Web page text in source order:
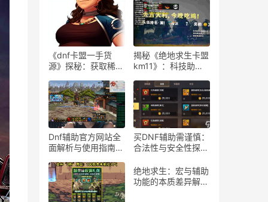
知：选择最佳游戏辅
助软件的指南
《dnf卡盟一手货
源》探秘：获取稀有
卡盟一手货源渠道解
析与购买指南
揭秘《绝地求生卡盟
km11》：科技助力
《绝地求生卡盟
km11》深入解析：
辅助工具对游戏平衡
性的影响
Dnf辅助官方网站全
面解析与使用指南-
站功能与使用技巧
买DNF辅助需谨慎：
合法性与安全性探
助工具的合法性与潜
在风险分析
绝地求生：宏与辅助
功能的本质差异解